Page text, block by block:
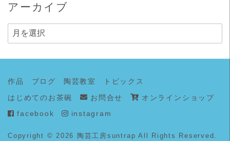
アーカイブ
ア
ー
ブ
作品 ブログ 陶芸教室
トピックス
はじめてのお茶碗
お問合せ
オンラインショップ
facebook
instagram
Copyright © 2026 陶芸工房suntrap All Rights Reserved.